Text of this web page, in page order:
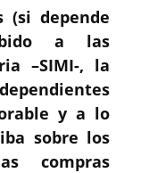
(si depende
a las
–SIMI-, la
y a lo
sobre los
compras